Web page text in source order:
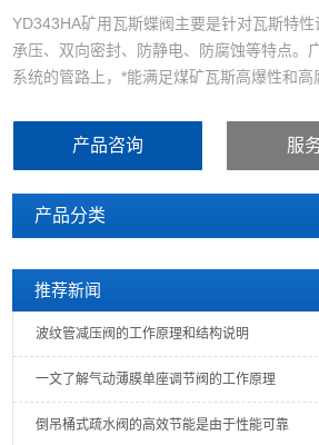
YD343HA矿用瓦斯蝶阀主要是针对瓦斯特
承压、双向密封、防静电、防腐蚀等特点。
系统的管路上，*能满足煤矿瓦斯高爆性和
动化控制的要求。
产品咨询 服
产品分类
推荐新闻
波纹管减压阀的工作原理和结构说明
一文了解气动薄膜单座调节阀的工作原理
倒吊桶式疏水阀的高效节能是由于性能可靠